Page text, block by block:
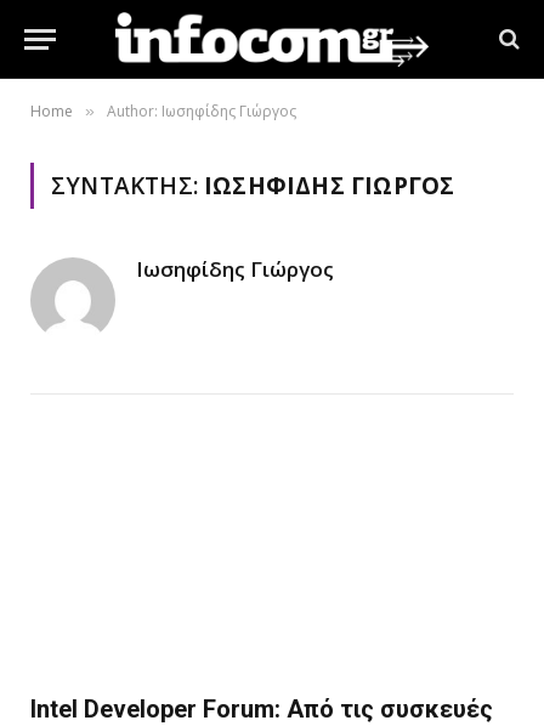
Home » Author: Ιωσηφίδης Γιώργος
ΣΥΝΤΆΚΤΗΣ: ΙΩΣΗΦΊΔΗΣ ΓΙΏΡΓΟΣ
Ιωσηφίδης Γιώργος
Intel Developer Forum: Από τις συσκευές